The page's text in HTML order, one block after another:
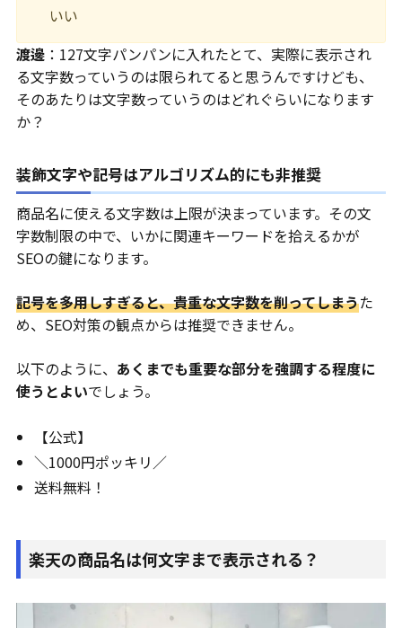
いい
渡邊 ：127文字パンパンに入れたとて、実際に表示され
る文字数っていうのは限られてると思うんですけども、
そのあたりは文字数っていうのはどれぐらいになります
か？
装飾文字や記号はアルゴリズム的にも非推奨
商品名に使える文字数は上限が決まっています。その文
字数制限の中で、いかに関連キーワードを拾えるかが
SEOの鍵になります。
記号を多用しすぎると、貴重な文字数を削ってしまうた
め、SEO対策の観点からは推奨できません。
以下のように、 あくまでも重要な部分を強調する程度に
使うとよいでしょう。
【公式】
＼1000円ポッキリ／
送料無料！
楽天の商品名は何文字まで表示される？